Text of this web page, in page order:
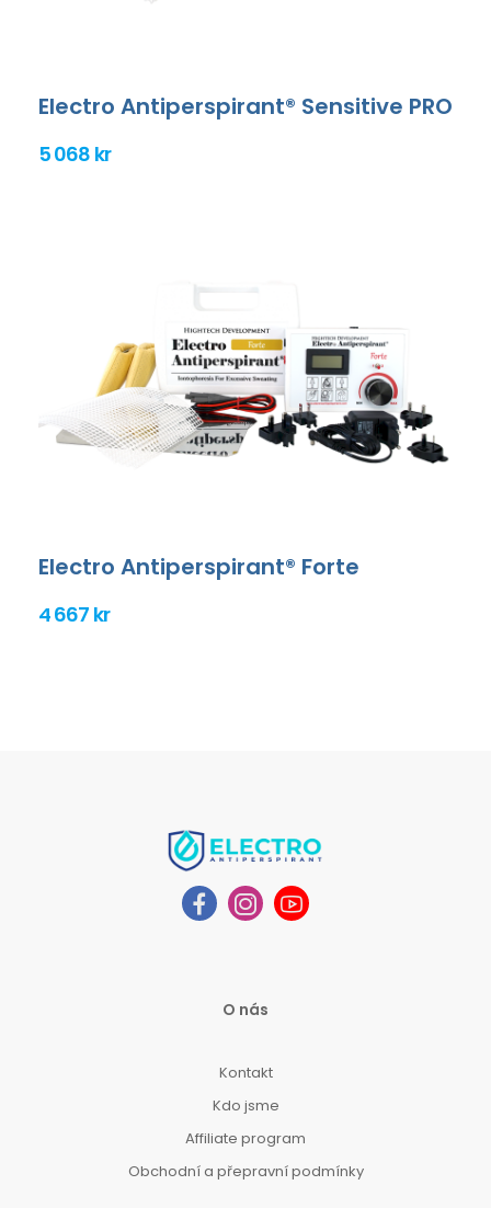
Electro Antiperspirant® Sensitive PRO
5 068 kr
Electro Antiperspirant® Forte
4 667 kr
O nás
Kontakt
Kdo jsme
Affiliate program
Obchodní a přepravní podmínky